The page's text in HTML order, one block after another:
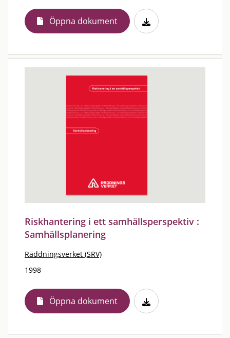
Öppna dokument
Riskhantering i ett samhällsperspektiv :
Samhällsplanering
Räddningsverket (SRV)
1998
Öppna dokument